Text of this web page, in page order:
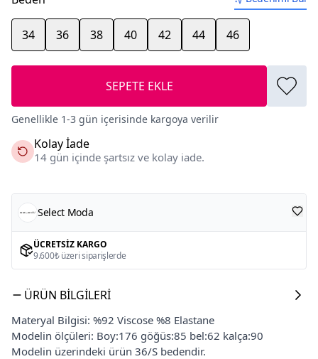
34 36 38 40 42 44 46
SEPETE EKLE
Genellikle 1-3 gün içerisinde kargoya verilir
Kolay İade
14 gün içinde şartsız ve kolay iade.
Select Moda
ÜCRETSIZ KARGO
9.600₺ üzeri siparişlerde
ÜRÜN BILGILERI
Materyal Bilgisi: %92 Viscose %8 Elastane
Modelin ölçüleri: Boy:176 göğüs:85 bel:62 kalça:90
Modelin üzerindeki ürün 36/S bedendir.